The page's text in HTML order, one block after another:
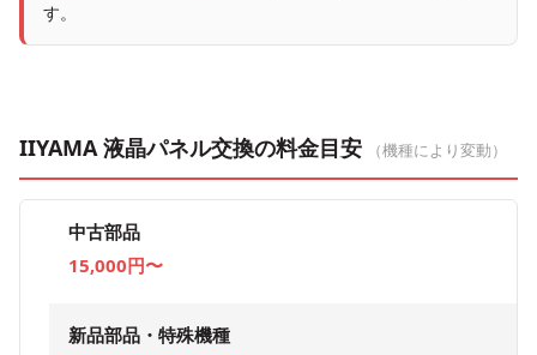
す。
IIYAMA 液晶パネル交換の料金目安 （機種により変動）
中古部品
15,000円〜
新品部品・特殊機種